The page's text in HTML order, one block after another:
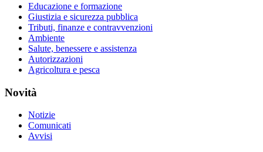
Educazione e formazione
Giustizia e sicurezza pubblica
Tributi, finanze e contravvenzioni
Ambiente
Salute, benessere e assistenza
Autorizzazioni
Agricoltura e pesca
Novità
Notizie
Comunicati
Avvisi